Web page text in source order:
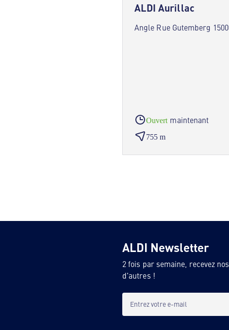
ALDI Aurillac
Angle Rue Gutemberg
Ouvert maintenant
755 m
ALDI Newsletter
2 fois par semaine, recevez
d'autres !
Entrez votre e-mail